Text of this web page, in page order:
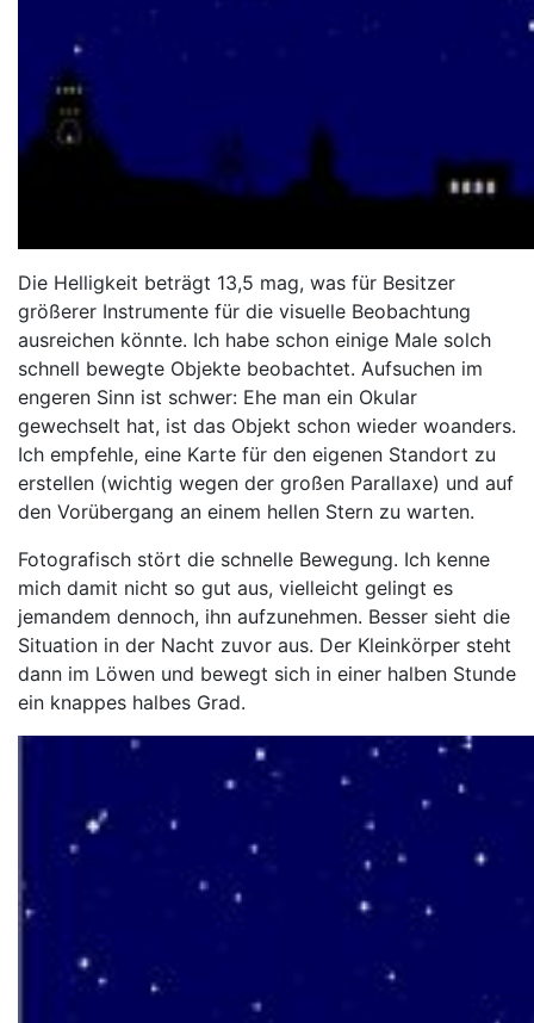
Die Helligkeit beträgt 13,5 mag, was für Besitzer
größerer Instrumente für die visuelle Beobachtung
ausreichen könnte. Ich habe schon einige Male solch
schnell bewegte Objekte beobachtet. Aufsuchen im
engeren Sinn ist schwer: Ehe man ein Okular
gewechselt hat, ist das Objekt schon wieder woanders.
Ich empfehle, eine Karte für den eigenen Standort zu
erstellen (wichtig wegen der großen Parallaxe) und auf
den Vorübergang an einem hellen Stern zu warten.
Fotografisch stört die schnelle Bewegung. Ich kenne
mich damit nicht so gut aus, vielleicht gelingt es
jemandem dennoch, ihn aufzunehmen. Besser sieht die
Situation in der Nacht zuvor aus. Der Kleinkörper steht
dann im Löwen und bewegt sich in einer halben Stunde
ein knappes halbes Grad.